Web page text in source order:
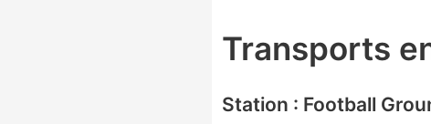
Transports
Station : Football